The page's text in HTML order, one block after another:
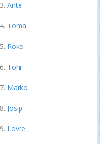
Ante
Toma
Roko
Toni
Marko
Josip
Lovre